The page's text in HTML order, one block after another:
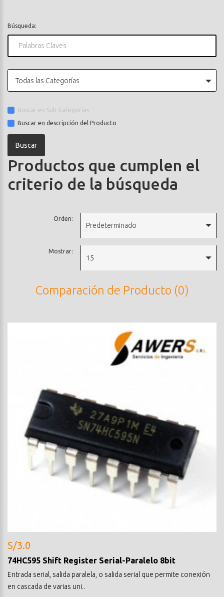
Búsqueda:
Todas las Categorías
Buscar en Sub-Categorías
Buscar en descripción del Producto
Productos que cumplen el
criterio de la búsqueda
Orden:
Predeterminado
Mostrar:
15
Comparación de Producto (0)
S/3.0
74HC595 Shift Register Serial-Paralelo 8bit
Entrada serial, salida paralela, o salida serial que permite conexión
en cascada de varias uni..